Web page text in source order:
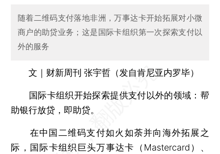
随着二维码支付落地非洲，万事达卡开始拓展对小微
商户的助贷业务；这是国际卡组织第一次探索支付以
外的服务
文｜财新周刊 张宇哲（发自肯尼亚内罗毕）
国际卡组织开始探索提供支付以外的领域：帮
助银行放贷，即助贷。
在中国二维码支付如火如荼并向海外拓展之
际，国际卡组织巨头万事达卡（Mastercard）、